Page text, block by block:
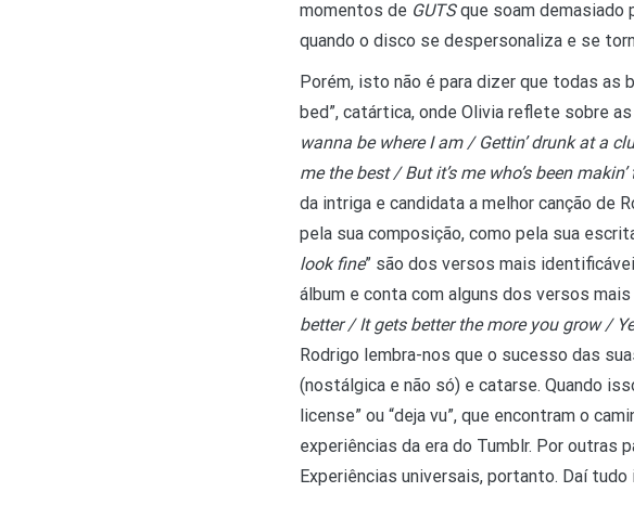
momentos de GUTSque soam demasiado
quando o disco se despersonaliza e se
Porém, isto não é para dizer que todas as
bed”, catártica, onde Olivia reflete sobre
wanna be where I am / Gettin’ drunk at a
me the best / But it’s me who’s been makin’
da intriga e candidata a melhor canção de
pela sua composição, como pela sua
look fine” são dos versos mais
álbum e conta com alguns dos versos
better / It gets better the more you grow /
Rodrigo lembra-nos que o sucesso das
(nostálgica e não só) e catarse. Quando
license” ou “deja vu”, que encontram o
experiências da era do Tumblr. Por outras
Experiências universais, portanto. Daí